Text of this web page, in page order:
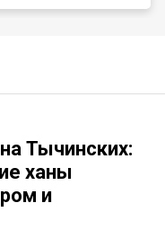
Тычинских:
ханы
и